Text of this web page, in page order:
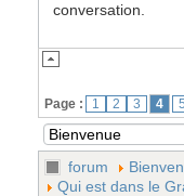
conversation.
Page : 1 2 3 4 5
forum
Qui est dans le